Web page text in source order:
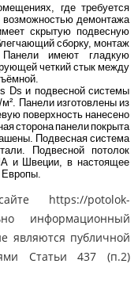
где требуется
возможностью демонтажа
скрытую подвесную
сборку, монтаж
Панели имеют гладкую
четкий стык между
Ds и подвесной системы
Панели изготовлены из
поверхность нанесено
сторона панели покрыта
Подвесная система
Подвесной потолок
и Швеции, в настоящее
Европы.
https://potolok-
информационный
являются публичной
Статьи 437 (п.2)